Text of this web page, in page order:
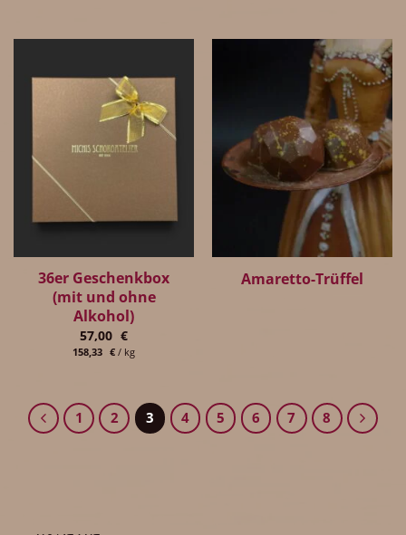
36er Geschenkbox
(mit und ohne
Alkohol)
57,00 €
158,33 € / kg
Amaretto-Trüffel
1 2 3 4 5 6 7 8